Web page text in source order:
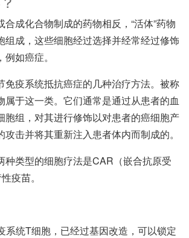
成化合物制成的药物相反，“活体”药物
组成，这些细胞经过选择并经常经过修饰
如癌症。
免疫系统抵抗癌症的几种治疗方法。被称
属于这一类。它们通常是通过从患者的血
胞组，对其进行修饰以对患者的癌细胞产
击并将其重新注入患者体内而制成的。
种类型的细胞疗法是CAR（嵌合抗原受
疫苗。
系统T细胞，已经过基因改造，可以锁定